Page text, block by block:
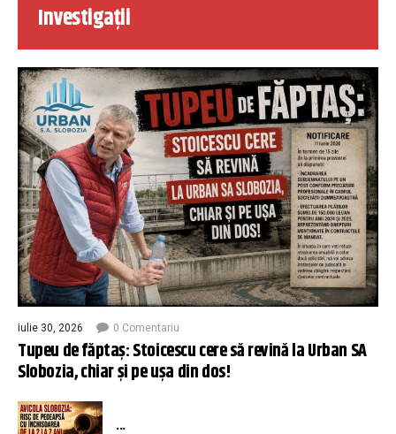
Investigații
iulie 30, 2026 0 Comentariu
Tupeu de făptaș: Stoicescu cere să revină la Urban SA
Slobozia, chiar și pe ușa din dos!
...